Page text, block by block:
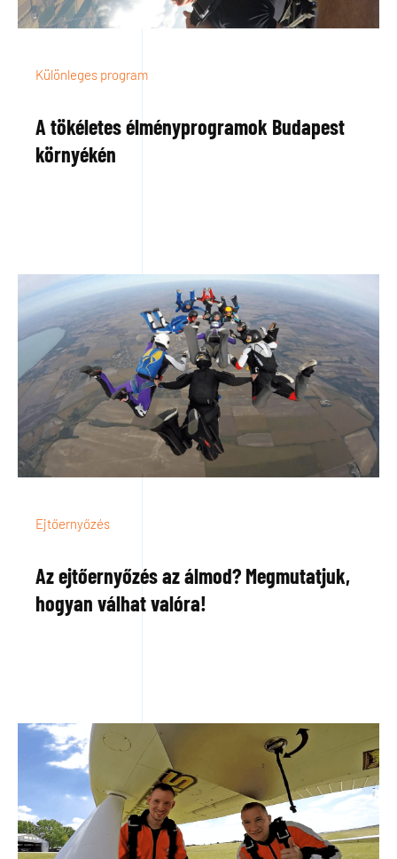
Különleges program
A tökéletes élményprogramok Budapest
környékén
Ejtőernyőzés
Az ejtőernyőzés az álmod? Megmutatjuk,
hogyan válhat valóra!